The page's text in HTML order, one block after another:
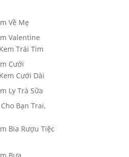
Về Mẹ
Valentine
Trái Tim
Cưới
Cưới Dài
Ly Trà Sữa
Bạn Trai,
Bia Rượu Tiệc